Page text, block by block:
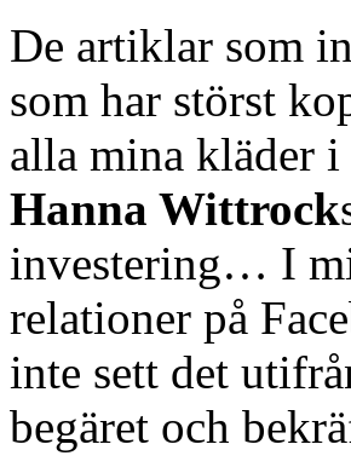
De artiklar som
som har störst
alla mina kläder i
Hanna Wittrock
investering… I
relationer på
inte sett det
begäret och